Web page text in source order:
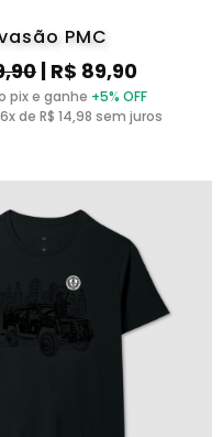
PMC
| R$ 89,90
pix e ganhe +5% OFF
de R$ 14,98 sem juros